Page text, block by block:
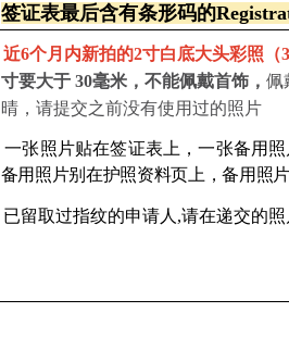
签证表最后含有条形码的
近6个月内新拍的2寸白底大头彩照（
寸要大于 30毫米，不能佩戴首饰， 佩
晴，请提交之前没有使用过的照片
一张照 片贴在签证表上，一张备用
备用照片别在护照资料页上，备用照
已留取过指纹的申请人 ,请在递交的